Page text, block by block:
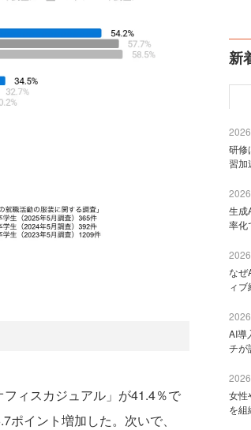
ィスカジュアル」が41.4％で
イント増加した。次いで、
新
研修
習加
生成
率化
なぜ
ィ
AI導
チが
女性
を組